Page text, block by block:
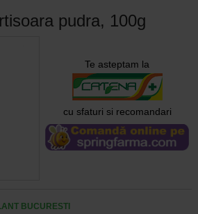
pudra, 100g
Te asteptam la
cu sfaturi si recomandari
BUCURESTI